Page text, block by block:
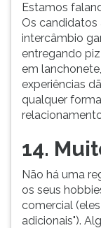
Estamos
Os candidatos
intercâmbio
entregando
em
experiências
qualquer
14.
Não há uma
os seus
comercial
adicionais").